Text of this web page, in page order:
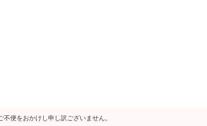
便をおかけし申し訳ございません。